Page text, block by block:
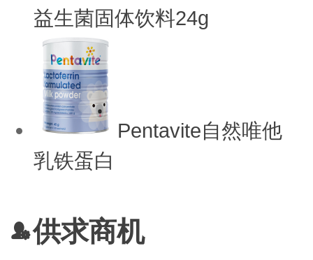
益生菌固体饮料24g
Pentavite自然唯他
乳铁蛋白
供求商机